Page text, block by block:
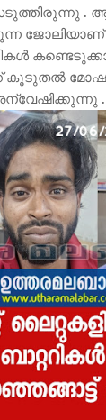
.
ജോലിയാണ്
കൂടുതൽ
.